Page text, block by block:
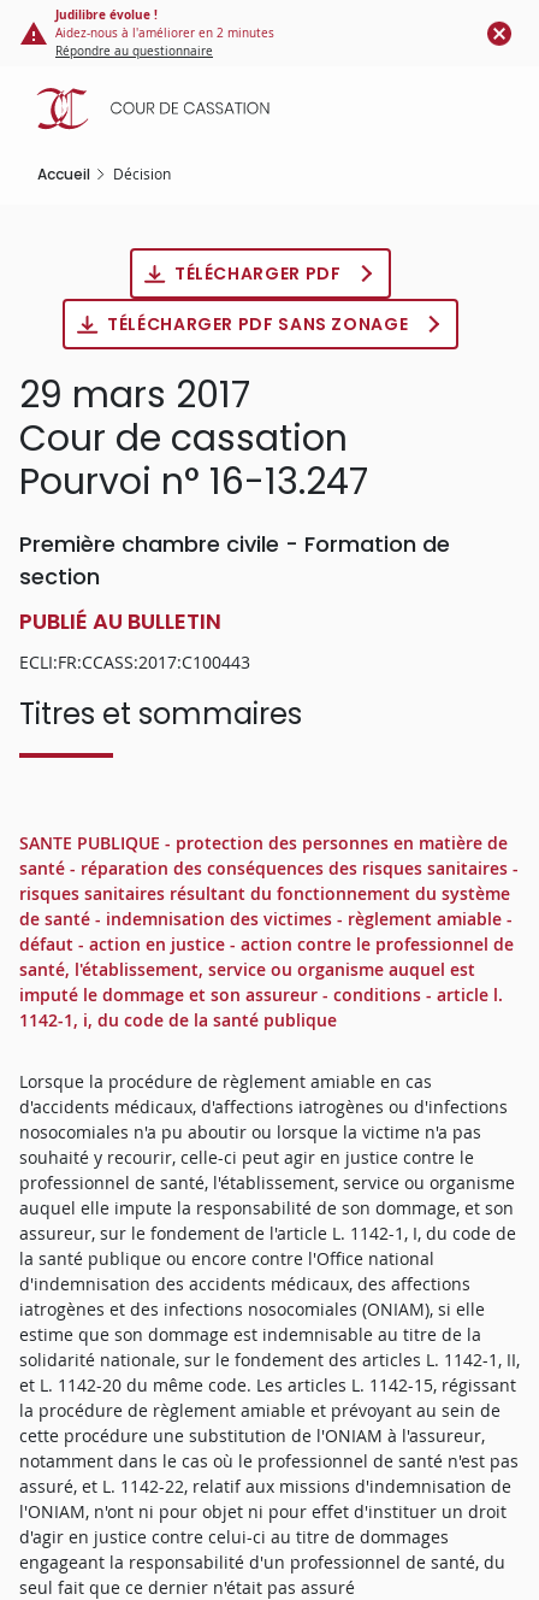
Panneau de gestion des cookies
contenu
principal
Judilibre évolue !
Aidez-nous à l'améliorer en 2 minutes
Répondre au questionnaire
Accueil Décision
TÉLÉCHARGER PDF
TÉLÉCHARGER PDF SANS ZONAGE
29 mars 2017
Cour de cassation
Pourvoi n° 16-13.247
Première chambre civile - Formation de
section
PUBLIÉ AU BULLETIN
ECLI:FR:CCASS:2017:C100443
Titres et sommaires
SANTE PUBLIQUE - protection des personnes en matière de
santé - réparation des conséquences des risques sanitaires -
risques sanitaires résultant du fonctionnement du système
de santé - indemnisation des victimes - règlement amiable -
défaut - action en justice - action contre le professionnel de
santé, l'établissement, service ou organisme auquel est
imputé le dommage et son assureur - conditions - article l.
1142-1, i, du code de la santé publique
Lorsque la procédure de règlement amiable en cas
d'accidents médicaux, d'affections iatrogènes ou d'infections
nosocomiales n'a pu aboutir ou lorsque la victime n'a pas
souhaité y recourir, celle-ci peut agir en justice contre le
professionnel de santé, l'établissement, service ou organisme
auquel elle impute la responsabilité de son dommage, et son
assureur, sur le fondement de l'article L. 1142-1, I, du code de
la santé publique ou encore contre l'Office national
d'indemnisation des accidents médicaux, des affections
iatrogènes et des infections nosocomiales (ONIAM), si elle
estime que son dommage est indemnisable au titre de la
solidarité nationale, sur le fondement des articles L. 1142-1, II,
et L. 1142-20 du même code. Les articles L. 1142-15, régissant
la procédure de règlement amiable et prévoyant au sein de
cette procédure une substitution de l'ONIAM à l'assureur,
notamment dans le cas où le professionnel de santé n'est pas
assuré, et L. 1142-22, relatif aux missions d'indemnisation de
l'ONIAM, n'ont ni pour objet ni pour effet d'instituer un droit
d'agir en justice contre celui-ci au titre de dommages
engageant la responsabilité d'un professionnel de santé, du
seul fait que ce dernier n'était pas assuré